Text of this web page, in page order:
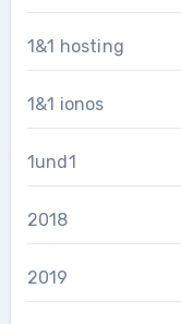
1&1 hosting
1&1 ionos
1und1
2018
2019